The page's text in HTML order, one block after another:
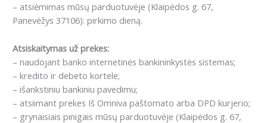
– atsiėmimas mūsų parduotuvėje (Klaipėdos g. 67,
Panevėžys 37106): pirkimo dieną.
Atsiskaitymas už prekes:
– naudojant banko internetinės bankininkystės sistemas;
– kredito ir debeto kortele;
– išankstiniu bankiniu pavedimu;
– atsiimant prekes Iš Omniva paštomato arba DPD kurjerio;
– grynaisiais pinigais mūsų parduotuvėje (Klaipėdos g. 67,